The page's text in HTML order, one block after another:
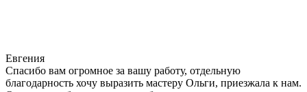
Евгения
Cпасибо вам огромное за вашу работу, отдельную
благодарность хочу выразить мастеру Ольги, приезжала к нам.